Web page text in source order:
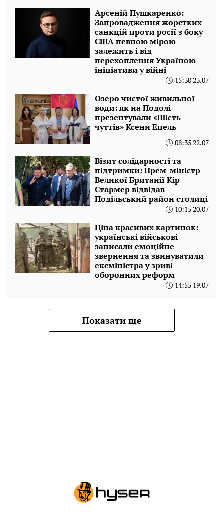
Арсеній Пушкаренко:
Запровадження жорстких
санкцій проти росії з боку
США певною мірою
залежить і від
перехоплення Україною
ініціативи у війні
15:30 23.07
Озеро чистої живильної
води: як на Подолі
презентували «Шість
чуттів» Ксени Епель
08:35 22.07
Візит солідарності та
підтримки: Прем-міністр
Великої Британії Кір
Стармер відвідав
Подільський район столиці
10:15 20.07
Ціна красивих картинок:
українські військові
записали емоційне
звернення та звинуватили
ексміністра у зриві
оборонних реформ
14:55 19.07
Показати ще